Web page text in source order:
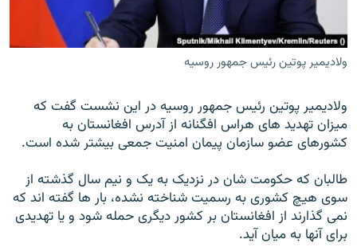
ولادیمیر پوتین رئیس جمهور روسیه
ولادیمیر پوتین رئیس جمهور روسیه در این نشست گفت که
میزان تهدید های هراس افگنانه از آدرس افغانستان به
کشورهای عضو سازمان پیمان امنیت جمعی بیشتر شده است.
طالبان که حکومت شان در نزدیک به یک و نیم سال گذشته از
سوی هیچ کشوری به رسمیت شناخته نشده، بار ها گفته اند که
نمی گذارند از افغانستان بر کشور دیگری حمله شود و یا تهدیدی
برای آنها به میان آید.